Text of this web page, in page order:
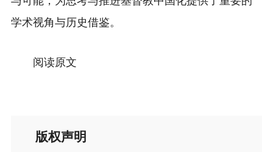
学术视角与历史借鉴。
阅读原文
版权声明